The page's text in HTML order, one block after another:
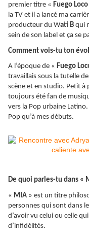
premier titre « Fuego Loco
la TV et il a lancé ma
producteur du Wati B qui
sein de son label et ça se
Comment vois-tu ton
A l’époque de « Fuego
travaillais sous la tutelle de
scène et en studio. Petit à
toujours été fan de
vers la Pop urbaine
Pop qu’à mes débuts.
De quoi parles-tu dans «
« MIA » est un titre
personnes qui sont dans
d’avoir vu celui ou celle
d’infidélités.